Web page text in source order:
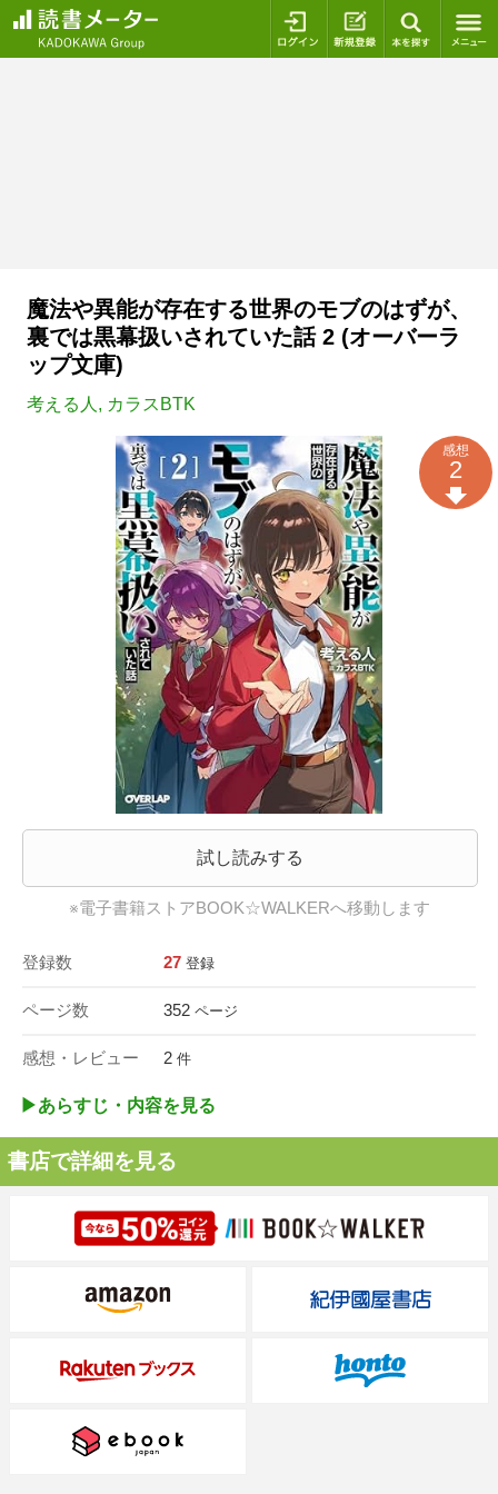
ログイン 新規登録
魔法や異能が存在する世界のモブのはずが、
裏では黒幕扱いされていた話 2 (オーバーラ
ップ文庫)
考える人 , カラスBTK
試し読みする
※電子書籍ストアBOOK☆WALKERへ移動します
登録数 27 登録
ページ数 352 ページ
感想・レビュー 2 件
感想
2
▶︎あらすじ・内容を見る
書店で詳細を見る